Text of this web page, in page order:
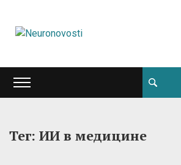
Тег: ИИ в медицине